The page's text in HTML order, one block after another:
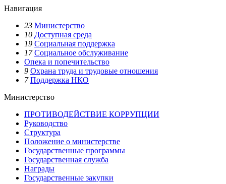
Навигация
23 Министерство
10 Доступная среда
19 Социальная поддержка
17 Социальное обслуживание
Опека и попечительство
9 Охрана труда и трудовые отношения
7 Поддержка НКО
Министерство
ПРОТИВОДЕЙСТВИЕ КОРРУПЦИИ
Руководство
Структура
Положение о министерстве
Государственные программы
Государственная служба
Награды
Государственные закупки